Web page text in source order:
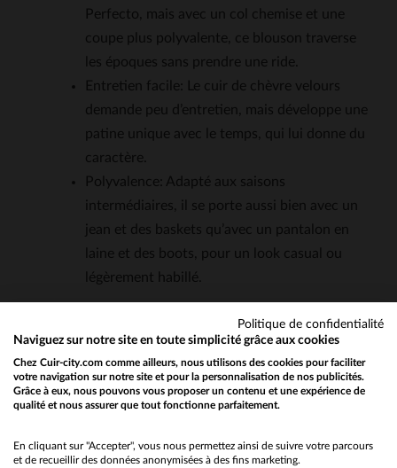
Perfecto, mais avec un col chemise et une
coupe plus polyvalente, ce blouson traverse
les époques sans prendre une ride.
Entretien facile: Le cuir de chèvre velours
demande peu d’entretien, mais développe une
patine unique avec le temps, qui lui donne du
caractère.
Polyvalence: Adapté aux saisons
intermédiaires, il se porte aussi bien avec un
jean et des baskets qu’avec un pantalon en
laine et des boots, pour un look casual ou
légèrement habillé.
QUESTIONS FRÉQUENTES
Quel type de cuir est utilisé pour ce blouson et quelles
sont ses caractéristiques?
velours, aussi appelé aspect daim ou velours. Ce
Would you like to be redirected to our English site?
No
Politique de confidentialité
Naviguez sur notre site en toute simplicité grâce aux cookies
Chez Cuir-city.com comme ailleurs, nous utilisons des cookies pour faciliter
votre navigation sur notre site et pour la personnalisation de nos publicités.
Grâce à eux, nous pouvons vous proposer un contenu et une expérience de
qualité et nous assurer que tout fonctionne parfaitement.
En cliquant sur "Accepter", vous nous permettez ainsi de suivre votre parcours
et de recueillir des données anonymisées à des fins marketing.